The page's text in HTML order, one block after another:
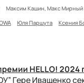
Максим Кашин, Макс Мирный
Юля Паршута Ксения
HELLO! 2024
Гере Иващенко